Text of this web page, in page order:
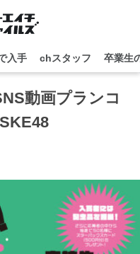
入手 chスタッフ 卒業生
動画プランコ